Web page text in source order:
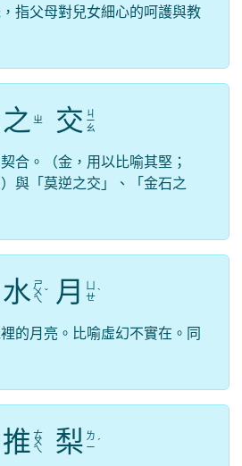
指父母對兒女細心的呵護與教
之 ㄓ 交 ㄐ
ㄧ
ㄠ
合。（金，用以比喻其堅；
與「莫逆之交」、「金石之
水 ㄕ
ㄨ
ㄟ
ˇ 月
ㄝˋ
的月亮。比喻虛幻不實在。同
推 ㄊ
ㄨ
ㄟ 梨 ㄌ
ㄧ ˊ